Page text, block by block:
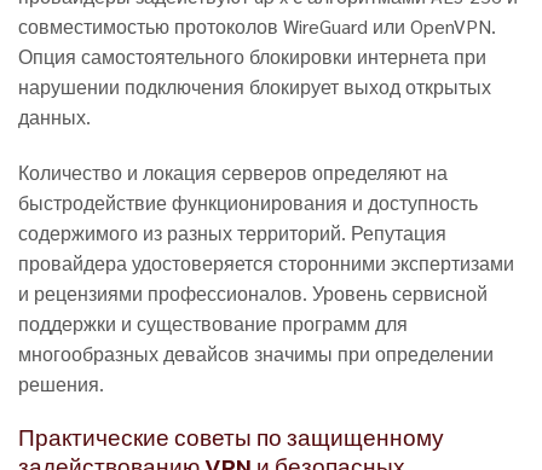
совместимостью протоколов WireGuard или OpenVPN.
Опция самостоятельного блокировки интернета при
нарушении подключения блокирует выход открытых
данных.
Количество и локация серверов определяют на
быстродействие функционирования и доступность
содержимого из разных территорий. Репутация
провайдера удостоверяется сторонними экспертизами
и рецензиями профессионалов. Уровень сервисной
поддержки и существование программ для
многообразных девайсов значимы при определении
решения.
Практические советы по защищенному